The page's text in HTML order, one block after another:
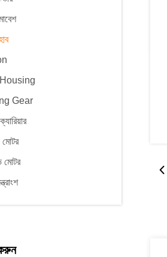
Gear
মোটর
মোটর